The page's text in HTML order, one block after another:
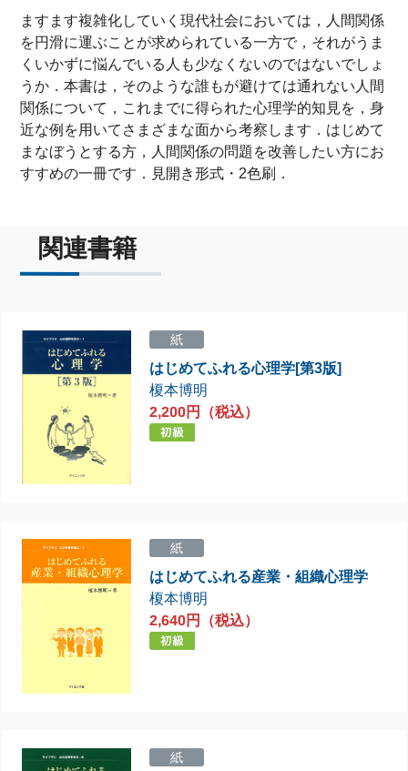
ますます複雑化していく現代社会においては，人間関係
を円滑に運ぶことが求められている一方で，それがうま
くいかずに悩んでいる人も少なくないのではないでしょ
うか．本書は，そのような誰もが避けては通れない人間
関係について，これまでに得られた心理学的知見を，身
近な例を用いてさまざまな面から考察します．はじめて
まなぼうとする方，人間関係の問題を改善したい方にお
すすめの一冊です．見開き形式・2色刷．
関連書籍
紙
はじめてふれる心理学[第3版]
榎本博明
2,200円（税込）
紙
はじめてふれる産業・組織心理学
榎本博明
2,640円（税込）
紙